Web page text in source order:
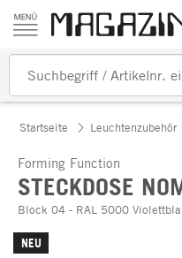
Zum Inhalt springen
Startseite Leuchtenzubehör
Forming Function
STECKDOSE
Block 04 - RAL 5000
NEU